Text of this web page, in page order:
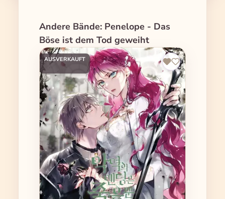
Produktgalerie überspringen
Andere Bände: Penelope - Das
Böse ist dem Tod geweiht
AUSVERKAUFT